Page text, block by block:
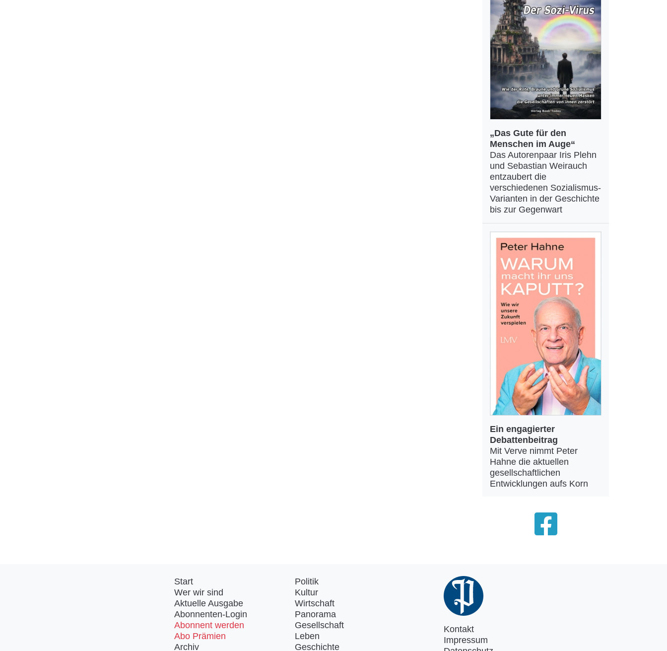
„Das Gute für den
Menschen im Auge“
Das Autorenpaar Iris Plehn
und Sebastian Weirauch
entzaubert die
verschiedenen Sozialismus-
Varianten in der Geschichte
bis zur Gegenwart
Ein engagierter
Debattenbeitrag
Mit Verve nimmt Peter
Hahne die aktuellen
gesellschaftlichen
Entwicklungen aufs Korn
Start
Wer wir sind
Aktuelle Ausgabe
Abonnenten-Login
Abonnent werden
Abo Prämien
Archiv
Politik
Kultur
Wirtschaft
Panorama
Gesellschaft
Leben
Geschichte
Kontakt
Impressum